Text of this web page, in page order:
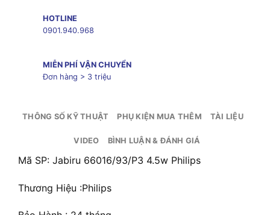
HOTLINE
0901.940.968
MIỄN PHÍ VẬN CHUYỂN
Đơn hàng > 3 triệu
THÔNG SỐ KỸ THUẬT PHỤ KIỆN MUA THÊM TÀI LIỆU
VIDEO BÌNH LUẬN & ĐÁNH GIÁ
Mã SP: Jabiru 66016/93/P3 4.5w Philips
Thương Hiệu :Philips